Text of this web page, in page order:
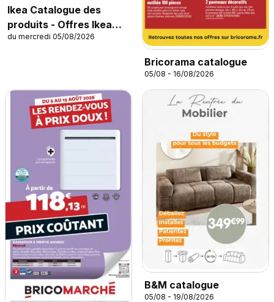
Ikea Catalogue des
produits - Offres Ikea
Family
du mercredi 05/08/2026
Bricorama catalogue
05/08 - 16/08/2026
B&M catalogue
05/08 - 19/08/2026